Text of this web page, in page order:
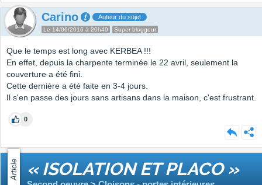
Carino Auteur du sujet
Le 14/06/2016 à 20h49 Super bloggeur
Que le temps est long avec KERBEA !!!
En effet, depuis la charpente terminée le 22 avril, seulement la
couverture a été fini.
Cette dernière a été faite en 3-4 jours.
Il s'en passe des jours sans artisans dans la maison, c'est frustrant.
0
Article « ISOLATION ET PLACO »